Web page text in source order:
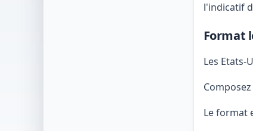
l'indicatif
Format
Les
Le format